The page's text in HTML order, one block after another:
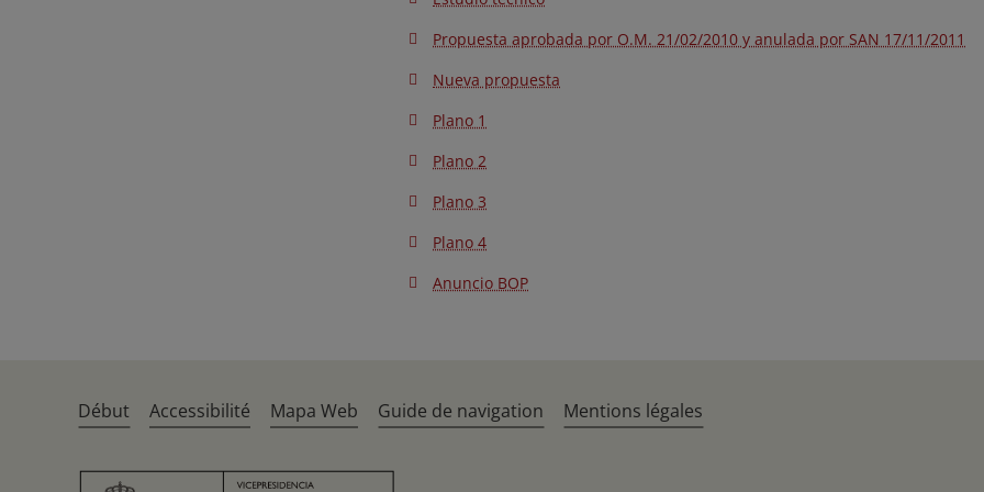
Propuesta aprobada por O.M. 21/02/2010 y anulada por SAN 17/11/2011
Nueva propuesta
Plano 1
Plano 2
Plano 3
Plano 4
Anuncio BOP
Début Accessibilité Mapa Web Guide de navigation Mentions légales